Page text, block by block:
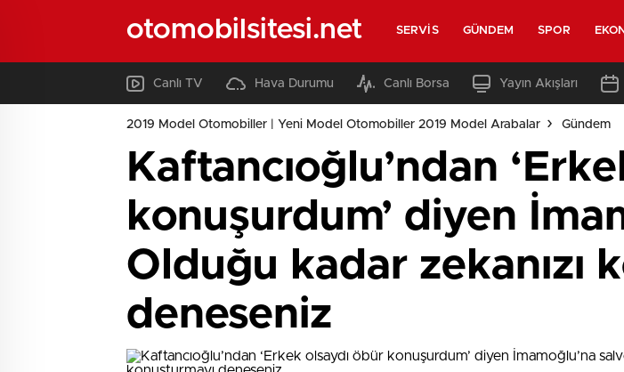
otomobilsitesi.net SERVIS GÜNDEM SPOR
Canlı TV Hava Durumu Canlı Borsa Yayın Akışları
2019 Model Otomobiller | Yeni Model Otomobiller 2019 Model Arabalar Gündem
Kaftancıoğlu’ndan
konuşurdum’ diyen
Olduğu kadar zekanızı
deneseniz